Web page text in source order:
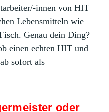
innen von HIT
Lebensmitteln wie
Genau dein Ding?
einen echten HIT und
sofort als
oder